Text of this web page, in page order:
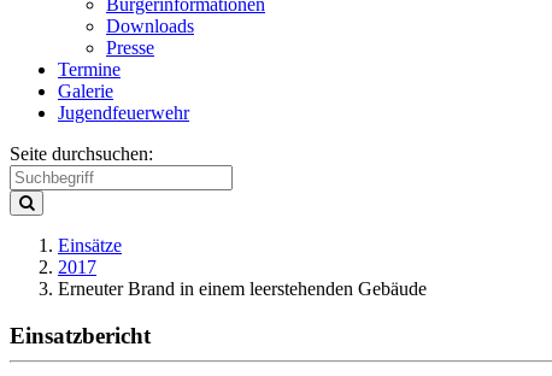
Bürgerinformationen
Downloads
Presse
Termine
Galerie
Jugendfeuerwehr
Seite durchsuchen:
Einsätze
2017
Erneuter Brand in einem leerstehenden Gebäude
Einsatzbericht